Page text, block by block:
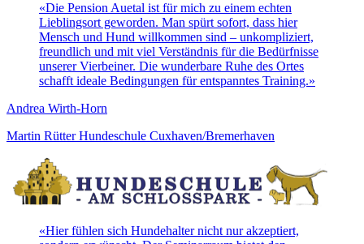
«Die Pension Auetal ist für mich zu einem echten
Lieblingsort geworden. Man spürt sofort, dass hier
Mensch und Hund willkommen sind – unkompliziert,
freundlich und mit viel Verständnis für die Bedürfnisse
unserer Vierbeiner. Die wunderbare Ruhe des Ortes
schafft ideale Bedingungen für entspanntes Training.»
Andrea Wirth-Horn
Martin Rütter Hundeschule Cuxhaven/Bremerhaven
«Hier fühlen sich Hundehalter nicht nur akzeptiert,